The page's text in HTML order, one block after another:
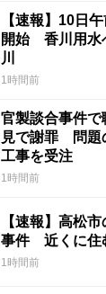
【速報】10日
開始 香川用水
川
1時間前
官製談合事件
見で謝罪 問題
工事を受注
1時間前
【速報】高松
事件 近くに住
1時間前